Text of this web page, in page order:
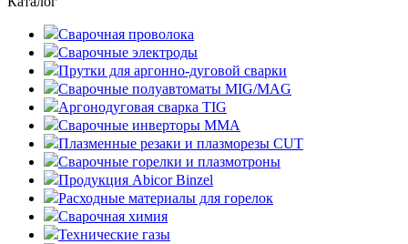
Сварочная проволока
Сварочные электроды
Прутки для аргонно-дуговой сварки
Сварочные полуавтоматы MIG/MAG
Аргонодуговая сварка TIG
Сварочные инверторы MMA
Плазменные резаки и плазморезы CUT
Сварочные горелки и плазмотроны
Продукция Abicor Binzel
Расходные материалы для горелок
Сварочная химия
Технические газы